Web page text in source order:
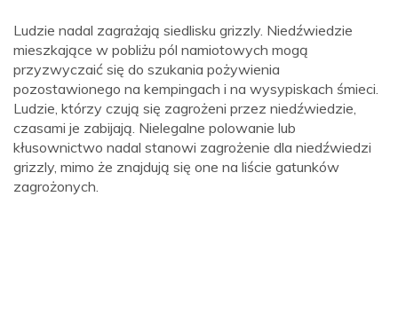
Ludzie nadal zagrażają siedlisku grizzly. Niedźwiedzie
mieszkające w pobliżu pól namiotowych mogą
przyzwyczaić się do szukania pożywienia
pozostawionego na kempingach i na wysypiskach śmieci.
Ludzie, którzy czują się zagrożeni przez niedźwiedzie,
czasami je zabijają. Nielegalne polowanie lub
kłusownictwo nadal stanowi zagrożenie dla niedźwiedzi
grizzly, mimo że znajdują się one na liście gatunków
zagrożonych.